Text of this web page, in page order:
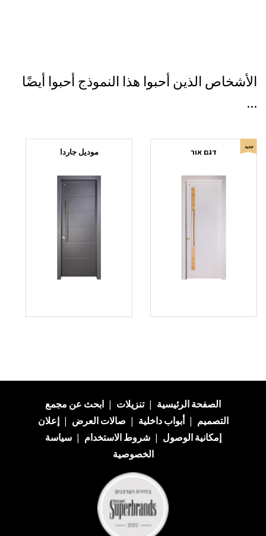
الأشخاص الذين أحبوا هذا النموذج أحبوا أيضًا
...
جديد
דגם אור موديل جاردا
الصفحة الرئيسية | تنزيلات | ابحث عن مجمع
التصميم | أبواب داخلية | صالات العرض | إعلان
إمكانية الوصول | شروط الاستخدام | سياسة
الخصوصية